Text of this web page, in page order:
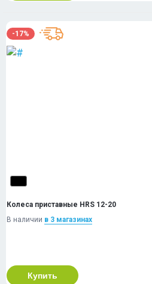
-17%
Колеса приставные HRS 12-20
В наличии в 3 магазинах
Купить